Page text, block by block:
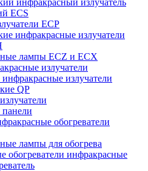
инфракрасный излучатель
ECS
ECP
инфракрасные излучатели
лампы ECZ и ECX
излучатели
излучатели
QP
обогреватели
лампы для обогрева
обогреватели инфракрасные